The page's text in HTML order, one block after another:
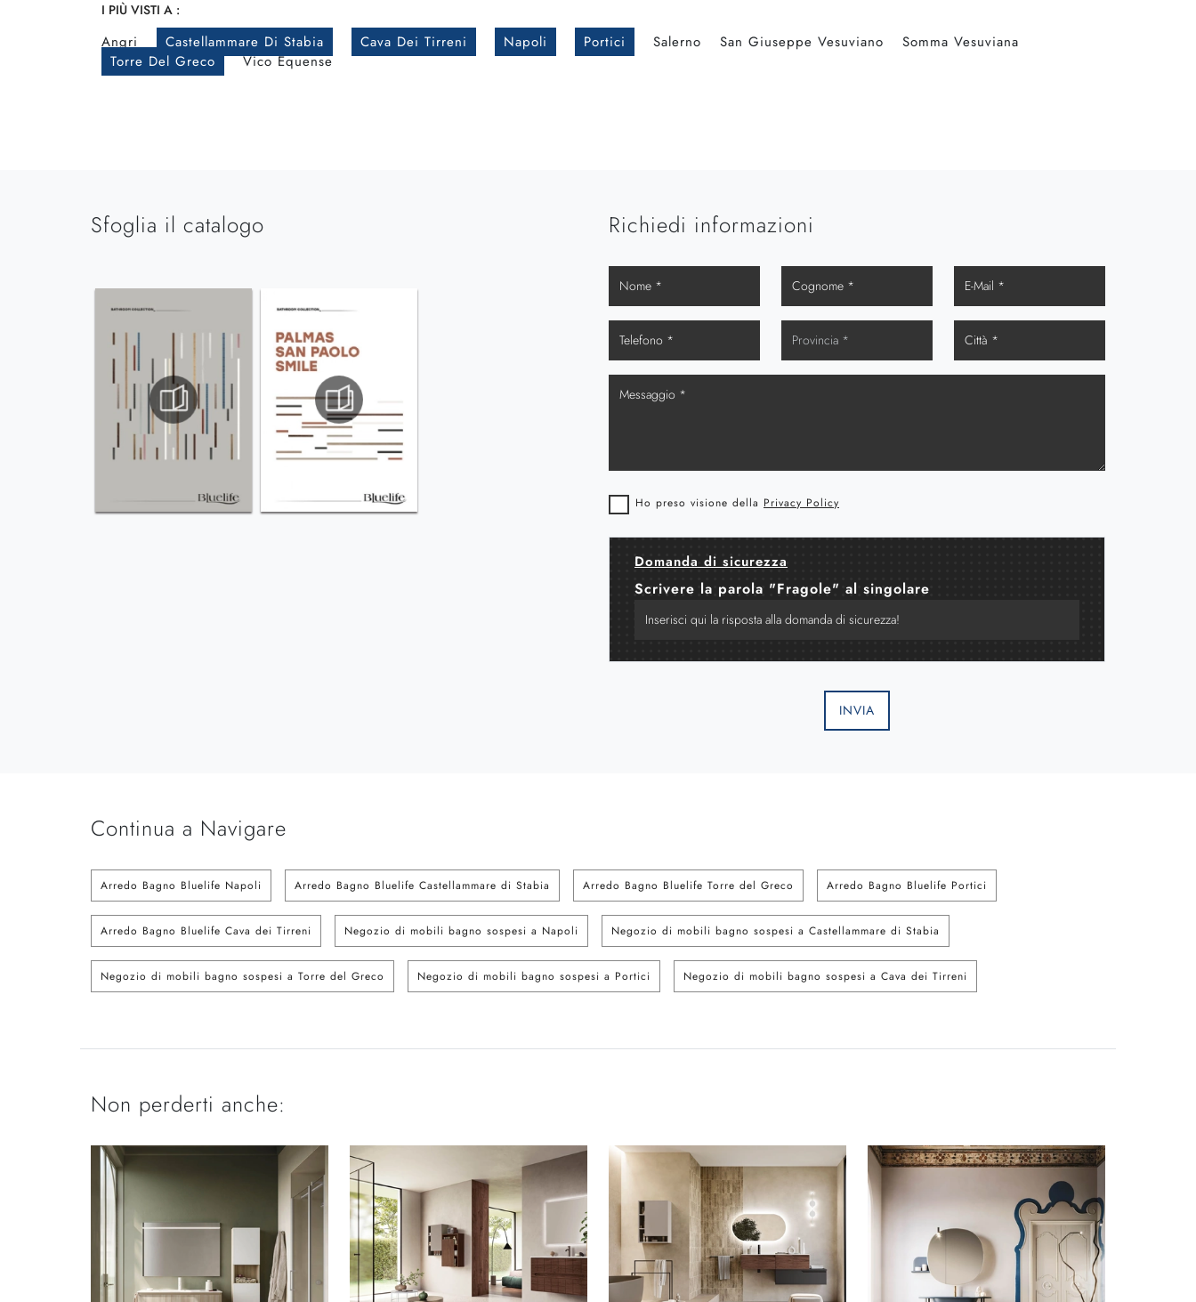
I PIÙ VISTI A :
Angri Castellammare Di Stabia Cava Dei Tirreni Napoli Portici Salerno San Giuseppe Vesuviano
Somma Vesuviana
Torre Del Greco
Vico Equense
Sfoglia il catalogo Richiedi informazioni
Ho preso visione della Privacy Policy
Domanda di sicurezza
Scrivere la parola "Fragole" al singolare
INVIA
Continua a Navigare
Arredo Bagno Bluelife Napoli Arredo Bagno Bluelife Castellammare di Stabia Arredo Bagno Bluelife Torre del Greco Arredo Bagno Bluelife Portici
Arredo Bagno Bluelife Cava dei Tirreni Negozio di mobili bagno sospesi a Napoli Negozio di mobili bagno sospesi a Castellammare di Stabia
Negozio di mobili bagno sospesi a Torre del Greco Negozio di mobili bagno sospesi a Portici Negozio di mobili bagno sospesi a Cava dei Tirreni
Non perderti anche: